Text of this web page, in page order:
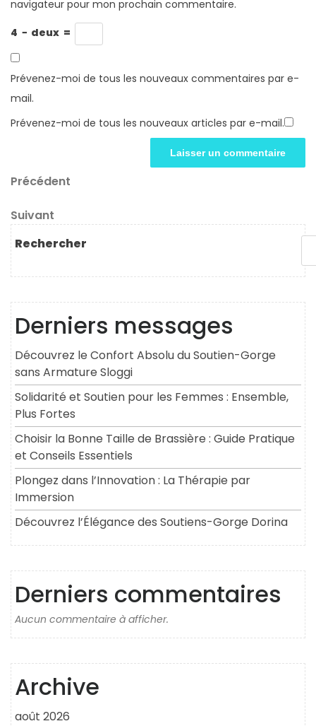
navigateur pour mon prochain commentaire.
4 − deux =
Prévenez-moi de tous les nouveaux commentaires par e-
mail.
Prévenez-moi de tous les nouveaux articles par e-mail.
Navigation
de
l’article
Article
Précédent
Article
suivant
Suivant
Rechercher
Derniers messages
Découvrez le Confort Absolu du Soutien-Gorge
sans Armature Sloggi
Solidarité et Soutien pour les Femmes : Ensemble,
Plus Fortes
Choisir la Bonne Taille de Brassière : Guide Pratique
et Conseils Essentiels
Plongez dans l’Innovation : La Thérapie par
Immersion
Découvrez l’Élégance des Soutiens-Gorge Dorina
Derniers commentaires
Aucun commentaire à afficher.
Archive
août 2026